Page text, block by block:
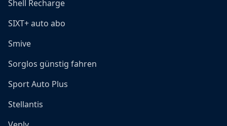
Shell Recharge
SIXT+ auto abo
Smive
Sorglos günstig fahren
Sport Auto Plus
Stellantis